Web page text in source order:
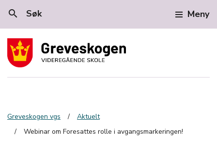
search Søk Meny
Greveskogen vgs
Aktuelt
Webinar om Foresattes rolle i avgangsmarkeringen!